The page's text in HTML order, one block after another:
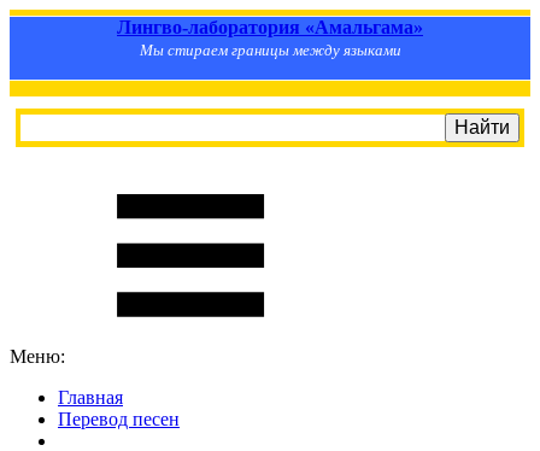
Лингво-лаборатория «Амальгама»
Мы стираем границы между языками
Меню:
Главная
Перевод песен